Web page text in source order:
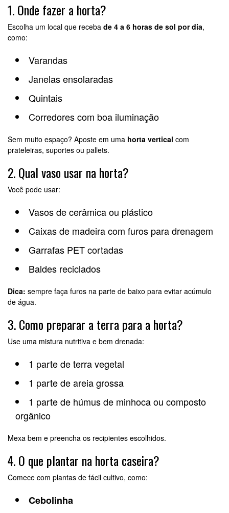
1. Onde fazer a horta?
Escolha um local que receba de 4 a 6 horas de sol por dia,
como:
Varandas
Janelas ensolaradas
Quintais
Corredores com boa iluminação
Sem muito espaço? Aposte em uma horta vertical com
prateleiras, suportes ou pallets.
2. Qual vaso usar na horta?
Você pode usar:
Vasos de cerâmica ou plástico
Caixas de madeira com furos para drenagem
Garrafas PET cortadas
Baldes reciclados
Dica: sempre faça furos na parte de baixo para evitar acúmulo
de água.
3. Como preparar a terra para a horta?
Use uma mistura nutritiva e bem drenada:
1 parte de terra vegetal
1 parte de areia grossa
1 parte de húmus de minhoca ou composto
orgânico
Mexa bem e preencha os recipientes escolhidos.
4. O que plantar na horta caseira?
Comece com plantas de fácil cultivo, como:
Cebolinha